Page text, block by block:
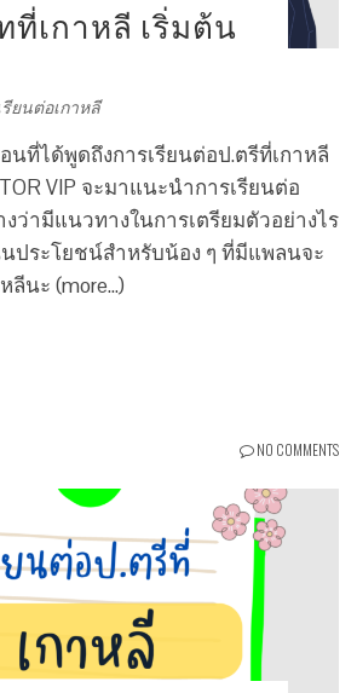
ที่เกาหลี เริ่มต้น
รียนต่อเกาหลี
ได้พูดถึงการเรียนต่อป.ตรีที่เกาหลี
VIP จะมาแนะนำการเรียนต่อ
ว่ามีแนวทางในการเตรียมตัวอย่างไร
ประโยชน์สำหรับน้อง ๆ ที่มีแพลนจะ
ลีนะ (more…)
NO COMMENTS